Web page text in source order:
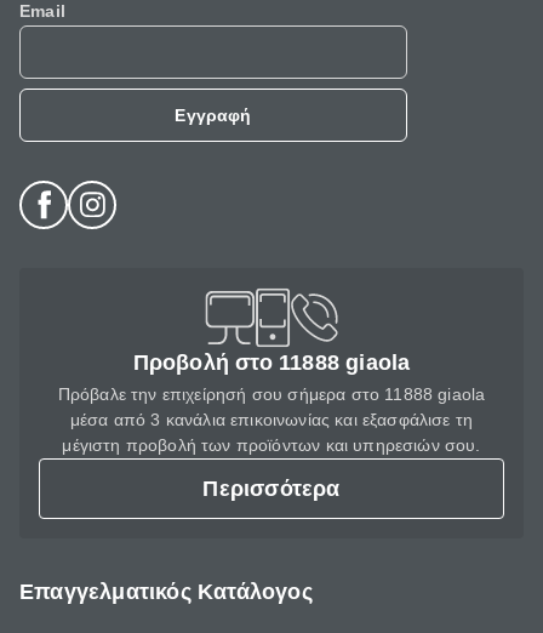
Email
Εγγραφή
Προβολή στο 11888 giaola
Πρόβαλε την επιχείρησή σου σήμερα στο 11888 giaola
μέσα από 3 κανάλια επικοινωνίας και εξασφάλισε τη
μέγιστη προβολή των προϊόντων και υπηρεσιών σου.
Περισσότερα
Επαγγελματικός Κατάλογος